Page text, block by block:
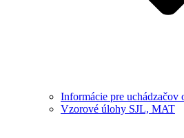
Informácie pre uchádzačov
Vzorové úlohy SJL, MAT